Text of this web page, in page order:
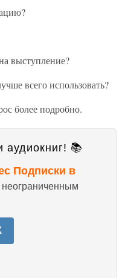
выступление?
всего использовать?
более подробно.
аудиокниг! 📚
Подписки в